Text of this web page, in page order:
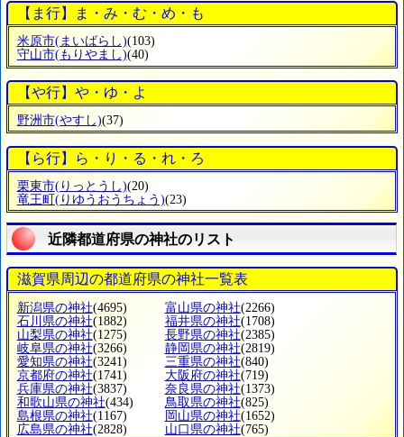
【ま行】ま・み・む・め・も
米原市(まいばらし)(103)
守山市(もりやまし)(40)
【や行】や・ゆ・よ
野洲市(やすし)(37)
【ら行】ら・り・る・れ・ろ
栗東市(りっとうし)(20)
竜王町 (りゆうおうちょう)(23)
近隣都道府県の神社のリスト
滋賀県周辺の都道府県の神社一覧表
新潟県の神社(4695) 富山県の神社(2266)
石川県の神社(1882) 福井県の神社(1708)
山梨県の神社(1275) 長野県の神社(2385)
岐阜県の神社(3266) 静岡県の神社(2819)
愛知県の神社(3241) 三重県の神社(840)
京都府の神社(1741) 大阪府の神社(719)
兵庫県の神社(3837) 奈良県の神社(1373)
和歌山県の神社(434) 鳥取県の神社(825)
島根県の神社(1167) 岡山県の神社(1652)
広島県の神社(2828) 山口県の神社(765)